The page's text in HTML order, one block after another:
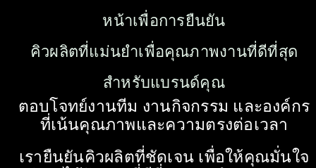
หน้าเพื่อการยืนยัน
คิวผลิตที่แม่นยำเพื่อคุณภาพงานที่ดีที่สุด
สำหรับแบรนด์คุณ
ตอบโจทย์งานทีม งานกิจกรรม และองค์กร
ที่เน้นคุณภาพและความตรงต่อเวลา
เรายืนยันคิวผลิตที่ชัดเจน เพื่อให้คุณมั่นใจ